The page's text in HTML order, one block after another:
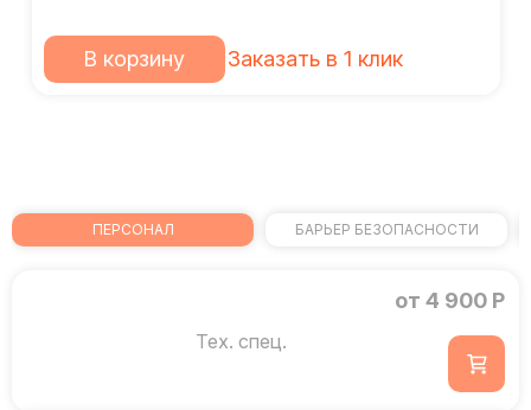
В корзину Заказать в 1 клик
ПЕРСОНАЛ БАРЬЕР БЕЗОПАСНОСТИ
Тех. спец.
от 4 900 Р